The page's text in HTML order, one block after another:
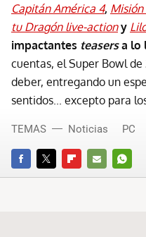
Capitán América 4,
tu Dragón live-action y
impactantes teasersa lo
cuentas, el Super Bowl
deber, entregando un
sentidos... excepto para
FACEBOOKTWITTERFLIPBOARD
E-
TEMAS Noticias PC